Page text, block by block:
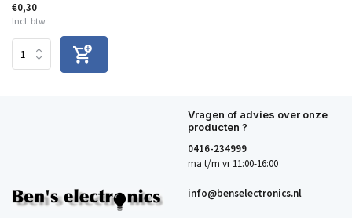
€0,30
Incl. btw
Vragen of advies over onze
producten ?
0416-234999
ma t/m vr 11:00-16:00
info@benselectronics.nl